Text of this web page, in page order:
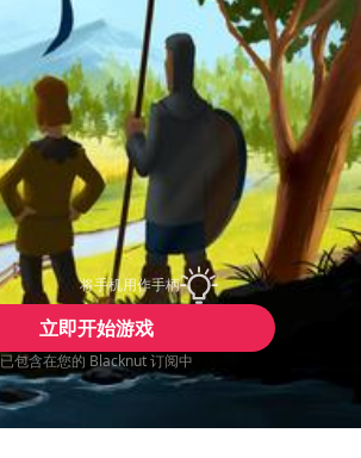
将手机用作手柄
立即开始游戏
已包含在您的 Blacknut 订阅中